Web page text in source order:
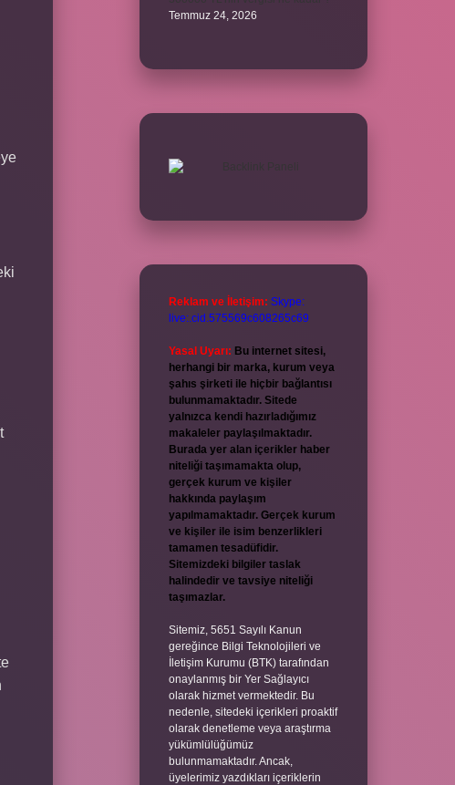
Temmuz 24, 2026
Reklam ve İletişim: Skype:
live:.cid.575569c608265c69
Yasal Uyarı: Bu internet sitesi,
herhangi bir marka, kurum veya
şahıs şirketi ile hiçbir bağlantısı
bulunmamaktadır. Sitede
yalnızca kendi hazırladığımız
makaleler paylaşılmaktadır.
Burada yer alan içerikler haber
niteliği taşımamakta olup,
gerçek kurum ve kişiler
hakkında paylaşım
yapılmamaktadır. Gerçek kurum
ve kişiler ile isim benzerlikleri
tamamen tesadüfidir.
Sitemizdeki bilgiler taslak
halindedir ve tavsiye niteliği
taşımazlar.
Sitemiz, 5651 Sayılı Kanun
gereğince Bilgi Teknolojileri ve
İletişim Kurumu (BTK) tarafından
onaylanmış bir Yer Sağlayıcı
olarak hizmet vermektedir. Bu
nedenle, sitedeki içerikleri proaktif
olarak denetleme veya araştırma
yükümlülüğümüz
bulunmamaktadır. Ancak,
üyelerimiz yazdıkları içeriklerin